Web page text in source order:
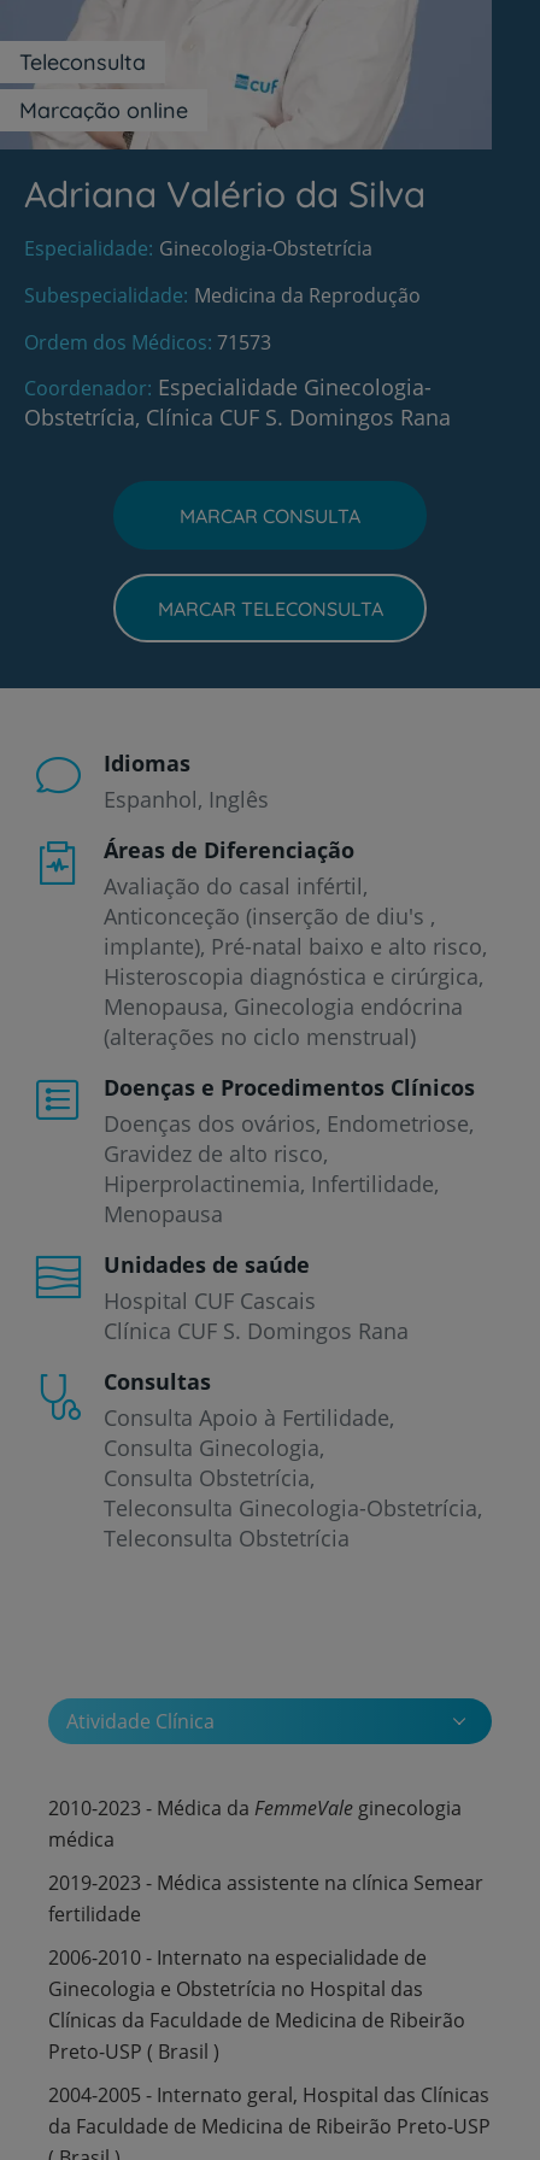
Marcação online
Teleconsulta
Adriana Valério da Silva
Especialidade Ginecologia-Obstetrícia
Subespecialidade Medicina da Reprodução
Ordem dos Médicos 71573
Coordenador Especialidade Ginecologia-
Obstetrícia, Clínica CUF S. Domingos Rana
MARCAR CONSULTA
MARCAR TELECONSULTA
Idiomas
Espanhol Inglês
Áreas de Diferenciação
Avaliação do casal infértil,
Anticonceção (inserção de diu's ,
implante), Pré-natal baixo e alto risco,
Histeroscopia diagnóstica e cirúrgica,
Menopausa, Ginecologia endócrina
(alterações no ciclo menstrual)
Doenças e Procedimentos Clínicos
Doenças dos ovários Endometriose
Gravidez de alto risco
Hiperprolactinemia Infertilidade
Menopausa
Unidades de saúde
Hospital CUF Cascais
Clínica CUF S. Domingos Rana
Consultas
Consulta Apoio à Fertilidade
Consulta Ginecologia
Consulta Obstetrícia
Teleconsulta Ginecologia-Obstetrícia
Teleconsulta Obstetrícia
Atividade Clínica
2010-2023 - Médica da FemmeVale ginecologia
médica
2019-2023 - Médica assistente na clínica Semear
fertilidade
2006-2010 - Internato na especialidade de
Ginecologia e Obstetrícia no Hospital das
Clínicas da Faculdade de Medicina de Ribeirão
Preto-USP ( Brasil )
2004-2005 - Internato geral, Hospital das Clínicas
da Faculdade de Medicina de Ribeirão Preto-USP